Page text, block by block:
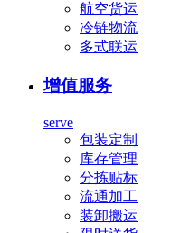
航空货运
冷链物流
多式联运
增值服务
serve
包装定制
库存管理
分拣贴标
流通加工
装卸搬运